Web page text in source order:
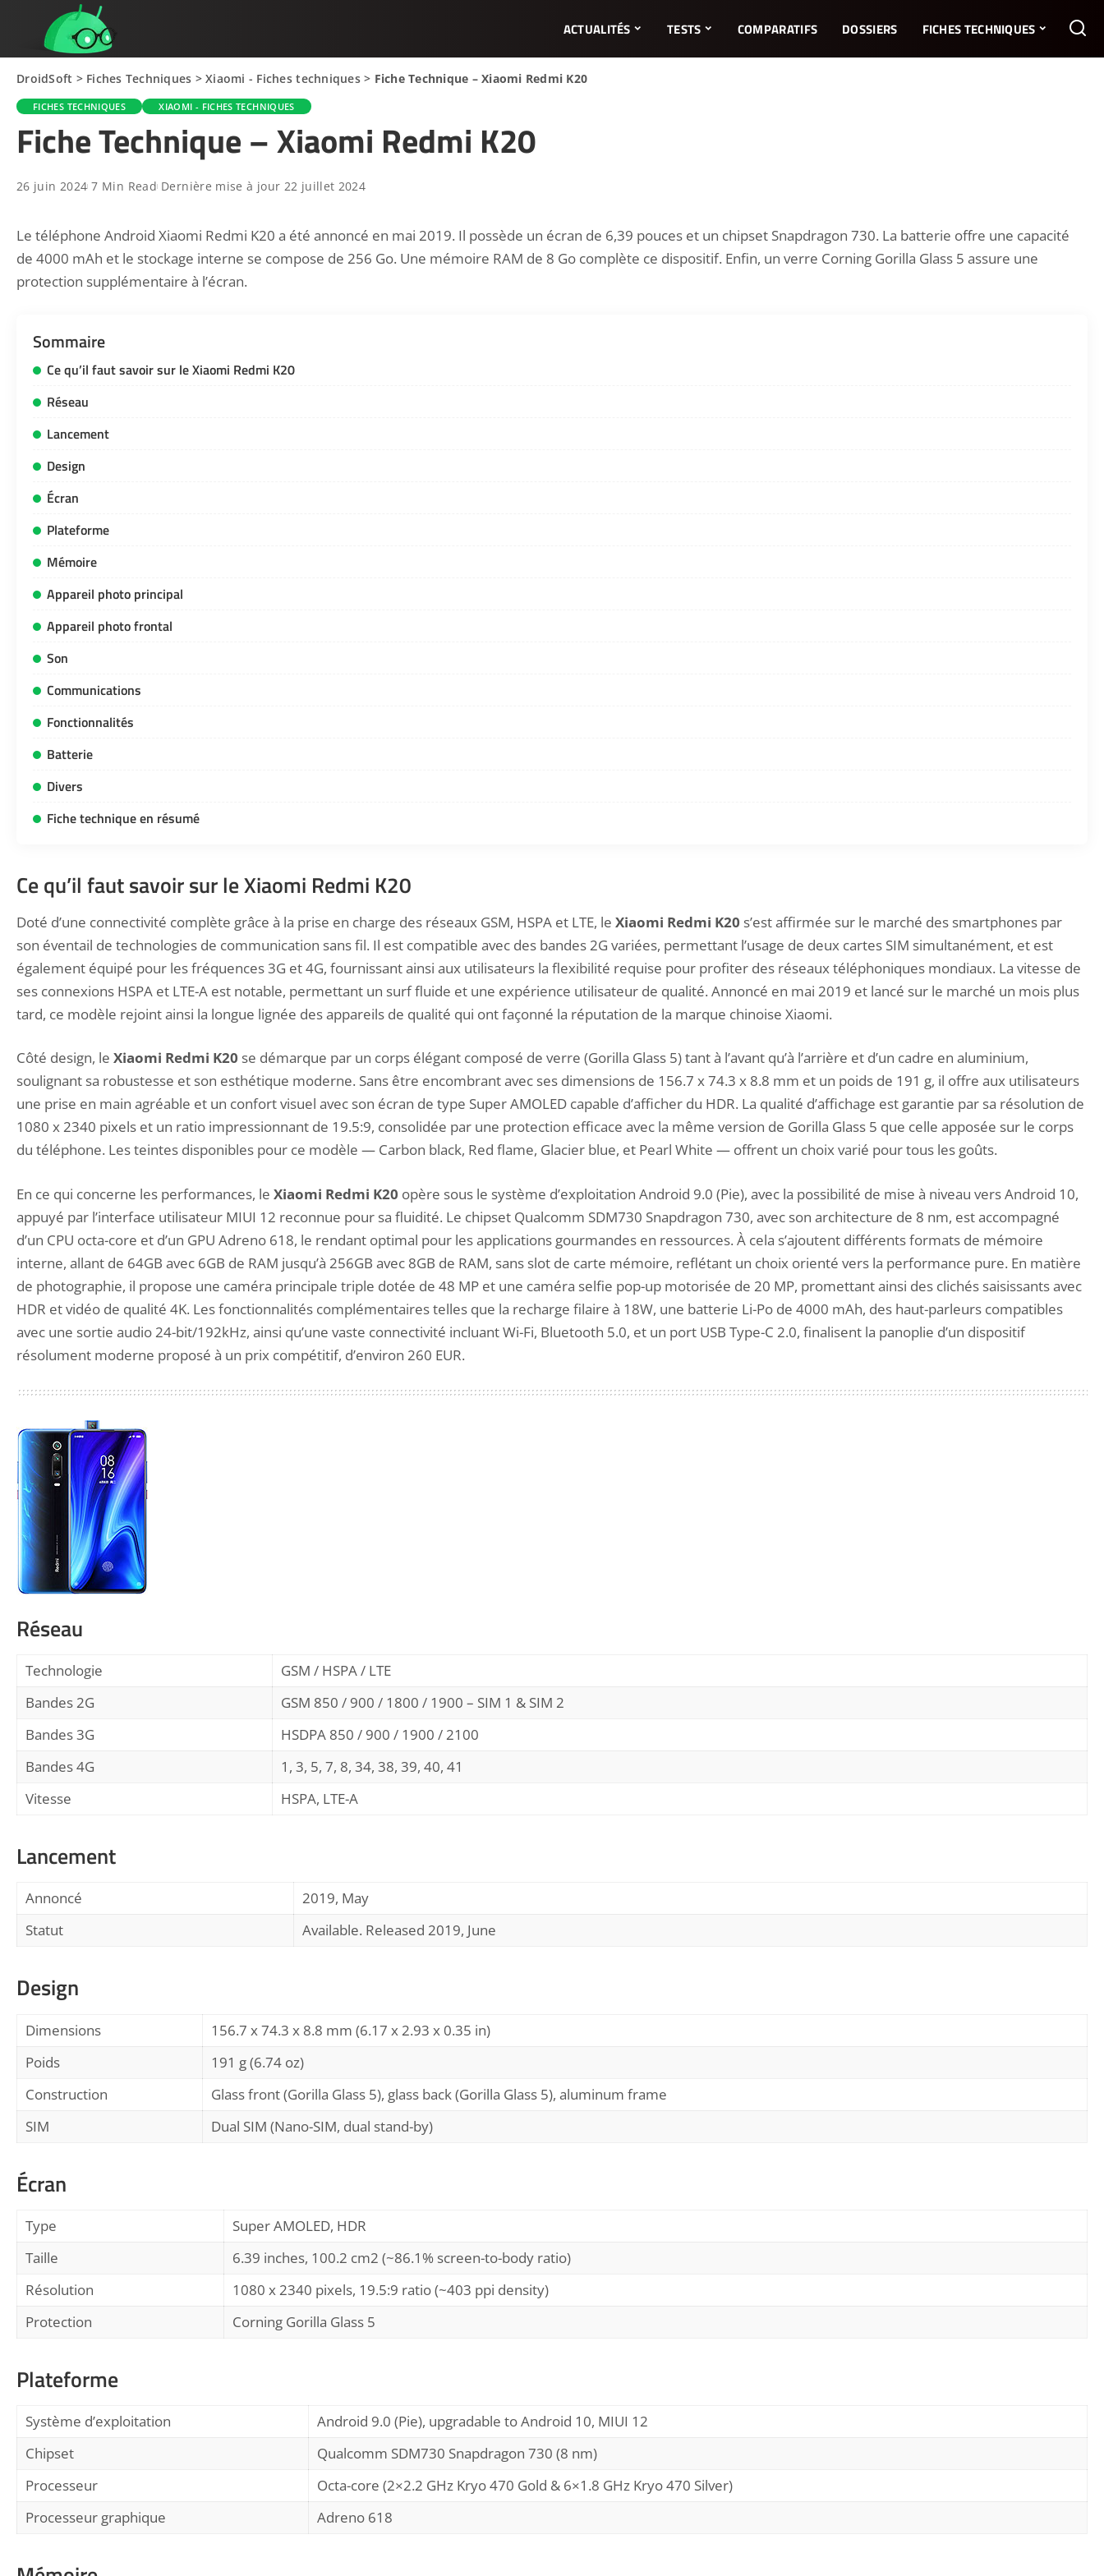
ACTUALITÉS TESTS COMPARATIFS DOSSIERS FICHES TECHNIQUES
DroidSoft > Fiches Techniques >Xiaomi - Fiches techniques> Fiche Technique – Xiaomi Redmi K20
FICHES TECHNIQUES XIAOMI - FICHES TECHNIQUES
Fiche Technique – Xiaomi Redmi K20
26 juin 2024 7 Min Read Dernière mise à jour 22 juillet 2024
Le téléphone Android Xiaomi Redmi K20 a été annoncé en mai 2019. Il possède un écran de 6,39 pouces et un chipset Snapdragon 730. La batterie offre une capacité
de 4000 mAh et le stockage interne se compose de 256 Go. Une mémoire RAM de 8 Go complète ce dispositif. Enfin, un verre Corning Gorilla Glass 5 assure une
protection supplémentaire à l’écran.
Sommaire
Ce qu’il faut savoir sur le Xiaomi Redmi K20
Réseau
Lancement
Design
Écran
Plateforme
Mémoire
Appareil photo principal
Appareil photo frontal
Son
Communications
Fonctionnalités
Batterie
Divers
Fiche technique en résumé
Ce qu’il faut savoir sur le Xiaomi Redmi K20
Doté d’une connectivité complète grâce à la prise en charge des réseaux GSM, HSPA et LTE, le Xiaomi Redmi K20 s’est affirmée sur le marché des smartphones par
son éventail de technologies de communication sans fil. Il est compatible avec des bandes 2G variées, permettant l’usage de deux cartes SIM simultanément, et est
également équipé pour les fréquences 3G et 4G, fournissant ainsi aux utilisateurs la flexibilité requise pour profiter des réseaux téléphoniques mondiaux. La vitesse de
ses connexions HSPA et LTE-A est notable, permettant un surf fluide et une expérience utilisateur de qualité. Annoncé en mai 2019 et lancé sur le marché un mois plus
tard, ce modèle rejoint ainsi la longue lignée des appareils de qualité qui ont façonné la réputation de la marque chinoise Xiaomi.
Côté design, le Xiaomi Redmi K20 se démarque par un corps élégant composé de verre (Gorilla Glass 5) tant à l’avant qu’à l’arrière et d’un cadre en aluminium,
soulignant sa robustesse et son esthétique moderne. Sans être encombrant avec ses dimensions de 156.7 x 74.3 x 8.8 mm et un poids de 191 g, il offre aux utilisateurs
une prise en main agréable et un confort visuel avec son écran de type Super AMOLED capable d’afficher du HDR. La qualité d’affichage est garantie par sa résolution de
1080 x 2340 pixels et un ratio impressionnant de 19.5:9, consolidée par une protection efficace avec la même version de Gorilla Glass 5 que celle apposée sur le corps
du téléphone. Les teintes disponibles pour ce modèle — Carbon black, Red flame, Glacier blue, et Pearl White — offrent un choix varié pour tous les goûts.
En ce qui concerne les performances, le Xiaomi Redmi K20 opère sous le système d’exploitation Android 9.0 (Pie), avec la possibilité de mise à niveau vers Android 10,
appuyé par l’interface utilisateur MIUI 12 reconnue pour sa fluidité. Le chipset Qualcomm SDM730 Snapdragon 730, avec son architecture de 8 nm, est accompagné
d’un CPU octa-core et d’un GPU Adreno 618, le rendant optimal pour les applications gourmandes en ressources. À cela s’ajoutent différents formats de mémoire
interne, allant de 64GB avec 6GB de RAM jusqu’à 256GB avec 8GB de RAM, sans slot de carte mémoire, reflétant un choix orienté vers la performance pure. En matière
de photographie, il propose une caméra principale triple dotée de 48 MP et une caméra selfie pop-up motorisée de 20 MP, promettant ainsi des clichés saisissants avec
HDR et vidéo de qualité 4K. Les fonctionnalités complémentaires telles que la recharge filaire à 18W, une batterie Li-Po de 4000 mAh, des haut-parleurs compatibles
avec une sortie audio 24-bit/192kHz, ainsi qu’une vaste connectivité incluant Wi-Fi, Bluetooth 5.0, et un port USB Type-C 2.0, finalisent la panoplie d’un dispositif
résolument moderne proposé à un prix compétitif, d’environ 260 EUR.
Réseau
Technologie
GSM / HSPA / LTE
Bandes 2G
GSM 850 / 900 / 1800 / 1900 – SIM 1 & SIM 2
Bandes 3G
HSDPA 850 / 900 / 1900 / 2100
Bandes 4G
1, 3, 5, 7, 8, 34, 38, 39, 40, 41
Vitesse
HSPA, LTE-A
Lancement
Annoncé
2019, May
Statut
Available. Released 2019, June
Design
Dimensions
156.7 x 74.3 x 8.8 mm (6.17 x 2.93 x 0.35 in)
Poids
191 g (6.74 oz)
Construction
Glass front (Gorilla Glass 5), glass back (Gorilla Glass 5), aluminum frame
SIM
Dual SIM (Nano-SIM, dual stand-by)
Écran
Type
Super AMOLED, HDR
Taille
6.39 inches, 100.2 cm2 (~86.1% screen-to-body ratio)
Résolution
1080 x 2340 pixels, 19.5:9 ratio (~403 ppi density)
Protection
Corning Gorilla Glass 5
Plateforme
Système d’exploitation
Android 9.0 (Pie), upgradable to Android 10, MIUI 12
Chipset
Qualcomm SDM730 Snapdragon 730 (8 nm)
Processeur
Octa-core (2×2.2 GHz Kryo 470 Gold & 6×1.8 GHz Kryo 470 Silver)
Processeur graphique
Adreno 618